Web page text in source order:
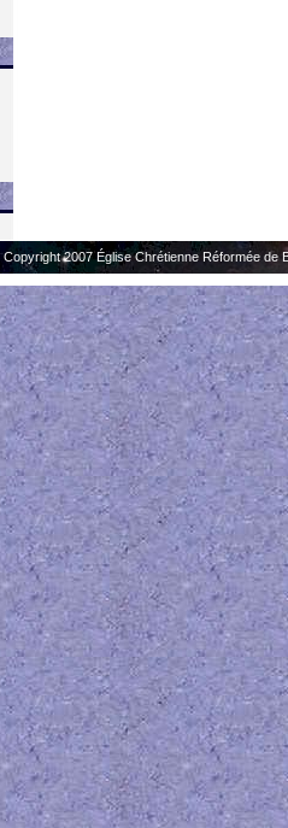
Copyright 2007 Église Chrétienne Réformée de